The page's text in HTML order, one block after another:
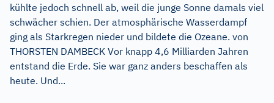
kühlte jedoch schnell ab, weil die junge Sonne damals viel
schwächer schien. Der atmosphärische Wasserdampf
ging als Starkregen nieder und bildete die Ozeane. von
THORSTEN DAMBECK Vor knapp 4,6 Milliarden Jahren
entstand die Erde. Sie war ganz anders beschaffen als
heute. Und...